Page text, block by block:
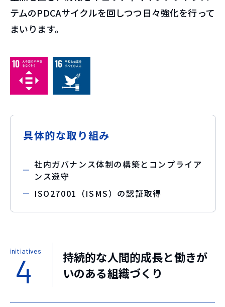
テムのPDCAサイクルを回しつつ日々強化を行って
まいります。
具体的な取り組み
社内ガバナンス体制の構築とコンプライア
ンス遵守
ISO27001（ISMS）の認証取得
initiatives
4
持続的な人間的成長と働きが
いのある組織づくり